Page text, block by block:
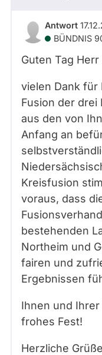
Antwort
BÜNDNIS
Guten Tag
vielen Dank für
Fusion der drei
aus den von
Anfang an
Kreisfusion
voraus, dass
bestehenden
Northeim und
fairen und
Ergebnissen
Ihnen und
frohes Fest!
Herzliche Grüße